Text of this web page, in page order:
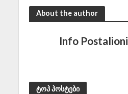
About the author
Info Postalioni
ტოპ პოსტები